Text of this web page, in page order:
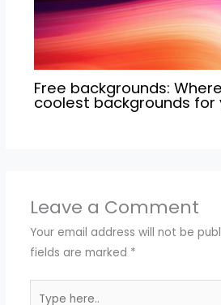
Free backgrounds:
coolest backgrounds for
Leave a Comment
Your email address will not be
fields are marked *